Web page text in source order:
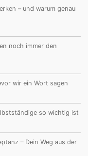
– und warum genau
noch immer den
wir ein Wort sagen
so wichtig ist
– Dein Weg aus der